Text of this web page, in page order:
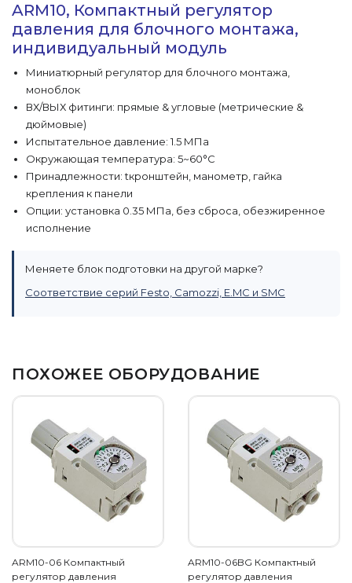
ARM10, Компактный регулятор
давления для блочного монтажа,
индивидуальный модуль
Миниатюрный регулятор для блочного монтажа,
моноблок
ВХ/ВЫХ фитинги: прямые & угловые (метрические &
дюймовые)
Испытательное давление: 1.5 МПа
Окружающая температура: 5~60°C
Принадлежности: tкронштейн, манометр, гайка
крепления к панели
Опции: установка 0.35 МПа, без сброса, обезжиренное
исполнение
Меняете блок подготовки на другой марке?
Соответствие серий Festo, Camozzi, E.MC и SMC
ПОХОЖЕЕ ОБОРУДОВАНИЕ
ARM10-06 Компактный
регулятор давления
ARM10-06BG Компактный
регулятор давления